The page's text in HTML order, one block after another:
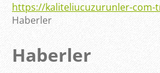
https://kaliteliucuzurunler-com-
Haberler
Haberler